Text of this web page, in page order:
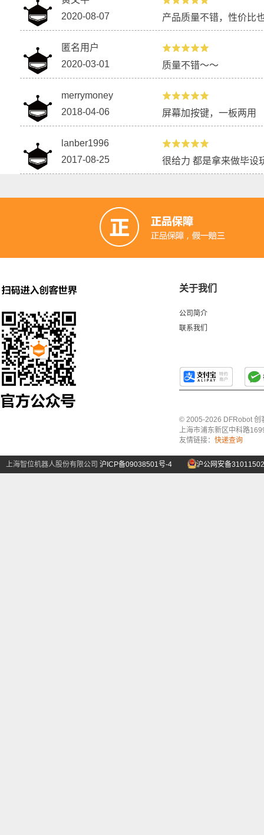
2020-08-07
产品质量不错，性价比
匿名用户
2020-03-01
质量不错～～
merrymoney
2018-04-06
屏幕加按键，一板两用
lanber1996
2017-08-25
很给力 都是拿来做毕设
关于我们
公司简介
联系我们
© 2005-2026 DFRobot 创
上海市浦东新区中科路
友情链接： 快递查询
上海智位机器人股份有限公司 沪ICP备09038501号-4 沪公网安备